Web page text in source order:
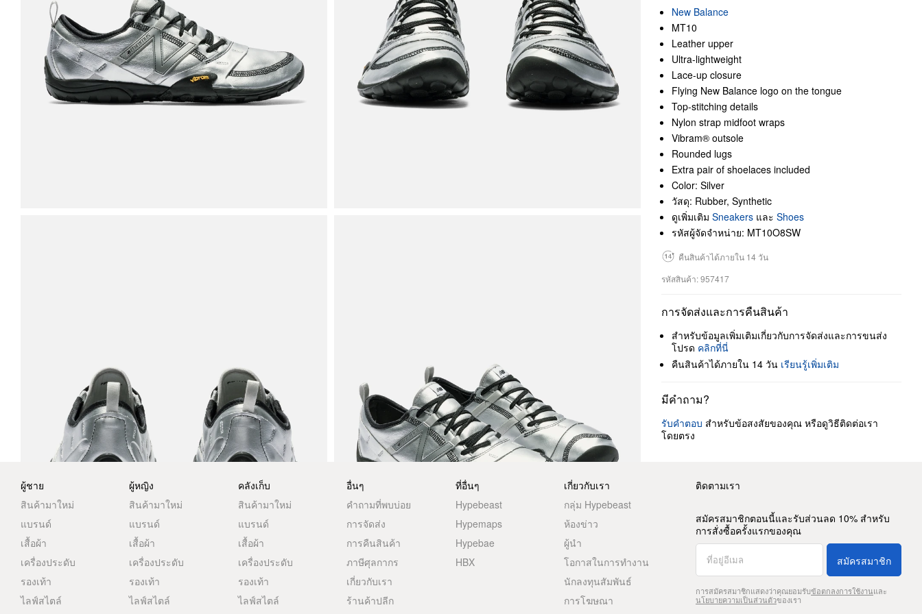
New Balance
MT10
Leather upper
Ultra-lightweight
Lace-up closure
Flying New Balance logo on the tongue
Top-stitching details
Nylon strap midfoot wraps
Vibram® outsole
Rounded lugs
Extra pair of shoelaces included
Color: Silver
วัสดุ: Rubber, Synthetic
ดูเพิ่มเติม Sneakers และ Shoes
รหัสผู้จัดจำหน่าย: MT10O8SW
คืนสินค้าได้ภายใน 14 วัน
รหัสสินค้า: 957417
การจัดส่งและการคืนสินค้า
สำหรับข้อมูลเพิ่มเติมเกี่ยวกับการจัดส่งและการขนส่ง
โปรด คลิกที่นี่
คืนสินค้าได้ภายใน 14 วัน เรียนรู้เพิ่มเติม
มีคำถาม?
รับคำตอบ สำหรับข้อสงสัยของคุณ หรือดูวิธีติดต่อเรา
โดยตรง
ผู้ชาย
สินค้ามาใหม่
แบรนด์
เสื้อผ้า
เครื่องประดับ
รองเท้า
ไลฟ์สไตล์
ผู้หญิง
สินค้ามาใหม่
แบรนด์
เสื้อผ้า
เครื่องประดับ
รองเท้า
ไลฟ์สไตล์
คลังเก็บ
สินค้ามาใหม่
แบรนด์
เสื้อผ้า
เครื่องประดับ
รองเท้า
ไลฟ์สไตล์
อื่นๆ
คำถามที่พบบ่อย
การจัดส่ง
การคืนสินค้า
ภาษีศุลกากร
เกี่ยวกับเรา
ร้านค้าปลีก
ที่อื่นๆ
Hypebeast
Hypemaps
Hypebae
HBX
เกี่ยวกับเรา
กลุ่ม Hypebeast
ห้องข่าว
ผู้นำ
โอกาสในการทำงาน
นักลงทุนสัมพันธ์
การโฆษณา
ติดตามเรา
สมัครสมาชิกตอนนี้และรับส่วนลด 10% สำหรับ
การสั่งซื้อครั้งแรกของคุณ
สมัครสมาชิก
การสมัครสมาชิกแสดงว่าคุณยอมรับข้อตกลงการใช้งานและ
นโยบายความเป็นส่วนตัวของเรา